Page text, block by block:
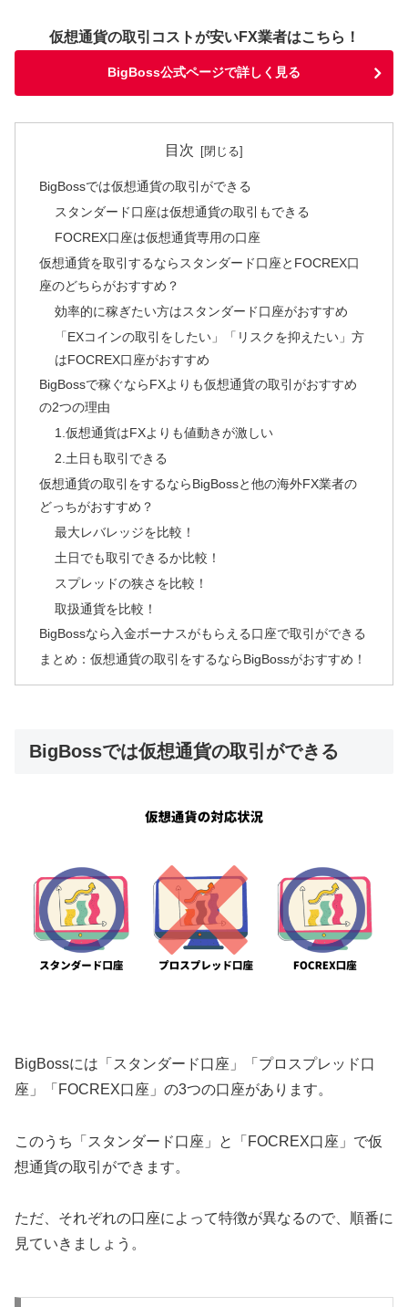
仮想通貨の取引コストが安いFX業者はこちら！
BigBoss公式ページで詳しく見る
目次
BigBossでは仮想通貨の取引ができる
スタンダード口座は仮想通貨の取引もできる
FOCREX口座は仮想通貨専用の口座
仮想通貨を取引するならスタンダード口座とFOCREX口
座のどちらがおすすめ？
効率的に稼ぎたい方はスタンダード口座がおすすめ
「EXコインの取引をしたい」「リスクを抑えたい」方
はFOCREX口座がおすすめ
BigBossで稼ぐならFXよりも仮想通貨の取引がおすすめ
の2つの理由
1.仮想通貨はFXよりも値動きが激しい
2.土日も取引できる
仮想通貨の取引をするならBigBossと他の海外FX業者の
どっちがおすすめ？
最大レバレッジを比較！
土日でも取引できるか比較！
スプレッドの狭さを比較！
取扱通貨を比較！
BigBossなら入金ボーナスがもらえる口座で取引ができる
まとめ：仮想通貨の取引をするならBigBossがおすすめ！
BigBossでは仮想通貨の取引ができる
BigBossには「スタンダード口座」「プロスプレッド口
座」「FOCREX口座」の3つの口座があります。
このうち「スタンダード口座」と「FOCREX口座」で仮
想通貨の取引ができます。
ただ、それぞれの口座によって特徴が異なるので、順番に
見ていきましょう。